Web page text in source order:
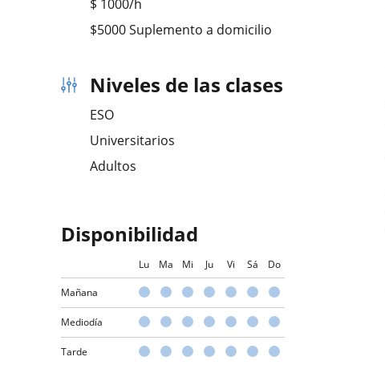
$ 1000/h
$5000 Suplemento a domicilio
Niveles de las clases
ESO
Universitarios
Adultos
Disponibilidad
Lu Ma Mi Ju Vi Sá Do
Mañana
Mediodía
Tarde